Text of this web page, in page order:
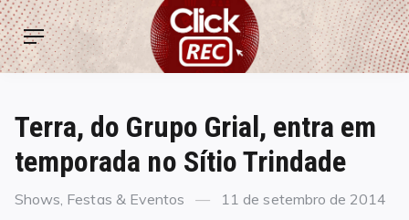
Skip
to
content
ClickREC
Menu
Terra, do Grupo Grial, entra em
temporada no Sítio Trindade
Categories
Shows, Festas & Eventos
Posted
11 de setembro de 2014